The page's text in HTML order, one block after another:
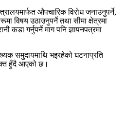
औपचारिक विरोध जनाउनुपर्ने,
विषय उठाउनुपर्ने तथा सीमा क्षेत्रमा
कडा गर्नुपर्ने माग पनि ज्ञापनपत्रमा
समुदायमाथि भइरहेको घटनाप्रति
हुँदै आएको छ।